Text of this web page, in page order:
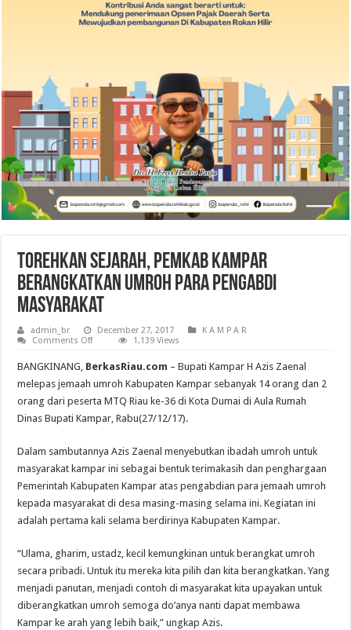
Torehkan Sejarah, Pemkab Kampar
Berangkatkan Umroh Para Pengabdi
Masyarakat
admin_br December 27, 2017
K A M P A R
Comments Offon
Sejarah,
Pemkab
Kampar
Berangkatkan
Umroh
Pengabdi
1,139 Views
BANGKINANG, BerkasRiau.com – Bupati Kampar H Azis Zaenal
melepas jemaah umroh Kabupaten Kampar sebanyak 14 orang dan 2
orang dari peserta MTQ Riau ke-36 di Kota Dumai di Aula Rumah
Dinas Bupati Kampar, Rabu(27/12/17).
Dalam sambutannya Azis Zaenal menyebutkan ibadah umroh untuk
masyarakat kampar ini sebagai bentuk terimakasih dan penghargaan
Pemerintah Kabupaten Kampar atas pengabdian para jemaah umroh
kepada masyarakat di desa masing-masing selama ini. Kegiatan ini
adalah pertama kali selama berdirinya Kabupaten Kampar.
“Ulama, gharim, ustadz, kecil kemungkinan untuk berangkat umroh
secara pribadi. Untuk itu mereka kita pilih dan kita berangkatkan. Yang
menjadi panutan, menjadi contoh di masyarakat kita upayakan untuk
diberangkatkan umroh semoga do’anya nanti dapat membawa
Kampar ke arah yang lebih baik,” ungkap Azis.